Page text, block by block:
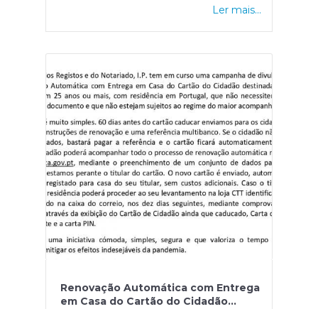
Aqui.
Ler mais...
Renovação Automática com Entrega
em Casa do Cartão do Cidadão